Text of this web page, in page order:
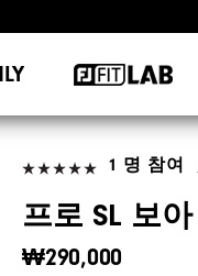
1 명 참여
프로 SL 보아
₩290,000